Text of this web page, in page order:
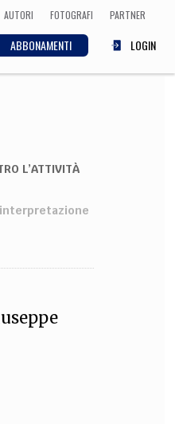
AUTORI FOTOGRAFI PARTNER
ABBONAMENTI LOGIN
Cifrematica,
Medicina
L’ATTIVITÀ